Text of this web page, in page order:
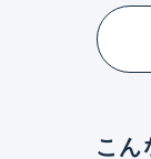
こん